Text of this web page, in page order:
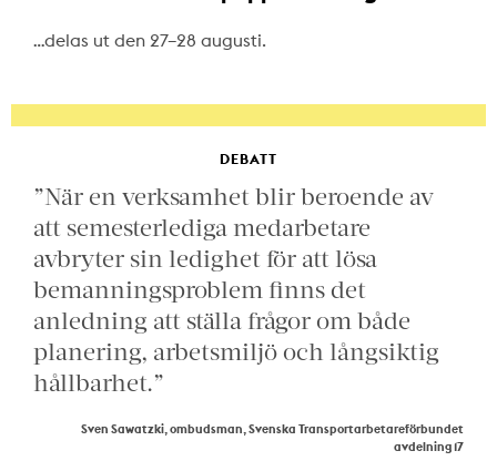
…delas ut den 27–28 augusti.
DEBATT
”När en verksamhet blir beroende av
att semesterlediga medarbetare
avbryter sin ledighet för att lösa
bemanningsproblem finns det
anledning att ställa frågor om både
planering, arbetsmiljö och långsiktig
hållbarhet.”
Sven Sawatzki, ombudsman, Svenska Transportarbetareförbundet
avdelning 17